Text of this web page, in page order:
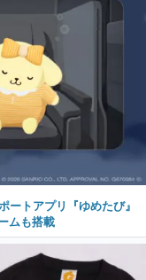
ートアプリ『ゆめたび』
ムも搭載